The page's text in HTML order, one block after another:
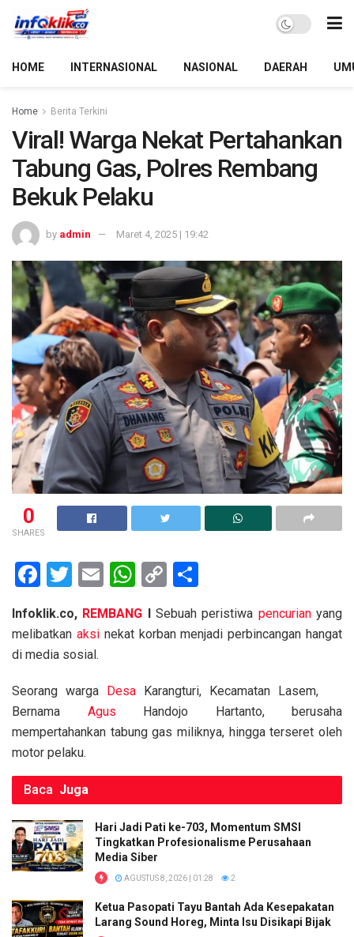
HOME INTERNASIONAL NASIONAL DAERAH
Home Berita Terkini
Viral! Warga Nekat Pertahankan
Tabung Gas, Polres Rembang
Bekuk Pelaku
by admin Maret 4, 2025 | 19:42
0
SHARES
F
ce
b
o
k
T
tt
er
E
ail
W
at
p
p
C
py
k
ar
e
Infoklik.co, REMBANG Sebuah peristiwa pencurianyang
melibatkan aksinekat korban menjadi perbincangan hangat
di media sosial.
Seorang warga Desa Karangturi, Kecamatan Lasem,
Bernama Agus Handojo Hartanto, berusaha
mempertahankan tabung gas miliknya, hingga terseret oleh
motor pelaku.
Baca Juga
Hari Jadi Pati ke-703, Momentum SMSI
Tingkatkan Profesionalisme Perusahaan
Media Siber
AGUSTUS 8, 2026 | 01:28 2
Ketua Pasopati Tayu Bantah Ada Kesepakatan
Larang Sound Horeg, Minta Isu Disikapi Bijak